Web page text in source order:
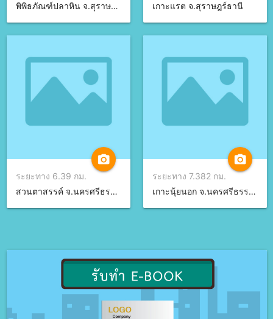
พิพิธภัณฑ์ปลาหิน จ.สุราษฎร์ธานี
เกาะแรต จ.สุราษฎร์ธานี
camera_alt
ระยะทาง 6.39 กม.
สวนตาสรรค์ จ.นครศรีธรรมราช
camera_alt
ระยะทาง 7.382 กม.
เกาะนุ้ยนอก จ.นครศรีธรรมราช